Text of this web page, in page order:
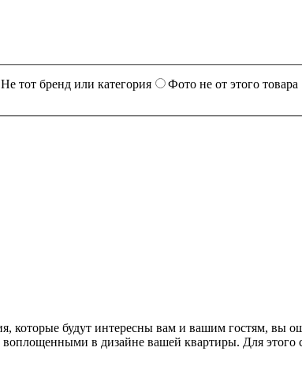
Не тот бренд или категория Фото не от этого товара
которые будут интересны вам и вашим гостям, вы
в дизайне вашей квартиры. Для этого